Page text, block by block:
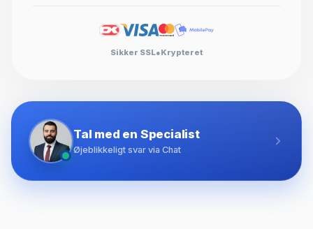
Sikker SSL●Krypteret
Tal med en Specialist
Øjeblikkeligt svar via Chat